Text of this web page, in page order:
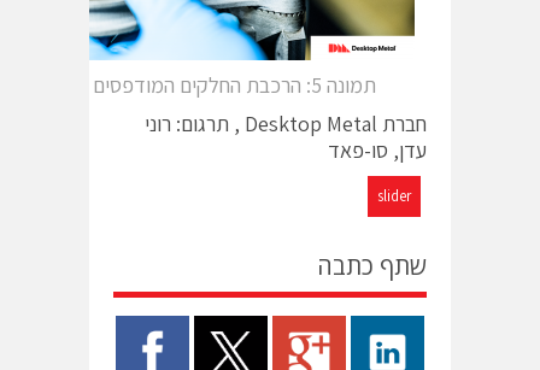
תמונה 5: הרכבת החלקים המודפסים
חברת Desktop Metal , תרגום: רוני
עדן, סו-פאד
slider
שתף כתבה